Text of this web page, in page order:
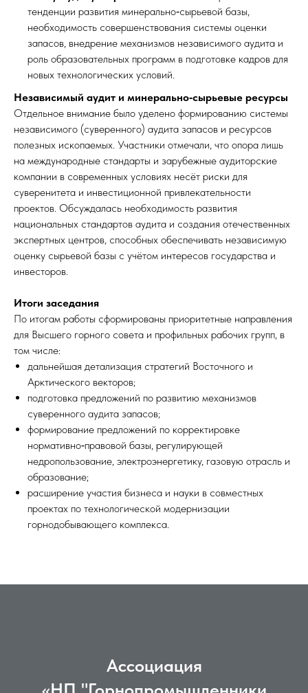
тенденции развития минерально‑сырьевой базы,
необходимость совершенствования системы оценки
запасов, внедрение механизмов независимого аудита и
роль образовательных программ в подготовке кадров для
новых технологических условий.​
Независимый аудит и минерально‑сырьевые ресурсы
Отдельное внимание было уделено формированию системы
независимого (суверенного) аудита запасов и ресурсов
полезных ископаемых. Участники отмечали, что опора лишь
на международные стандарты и зарубежные аудиторские
компании в современных условиях несёт риски для
суверенитета и инвестиционной привлекательности
проектов. Обсуждалась необходимость развития
национальных стандартов аудита и создания отечественных
экспертных центров, способных обеспечивать независимую
оценку сырьевой базы с учётом интересов государства и
инвесторов.
Итоги заседания
По итогам работы сформированы приоритетные направления
для Высшего горного совета и профильных рабочих групп, в
том числе:
дальнейшая детализация стратегий Восточного и
Арктического векторов;
подготовка предложений по развитию механизмов
суверенного аудита запасов;
формирование предложений по корректировке
нормативно‑правовой базы, регулирующей
недропользование, электроэнергетику, газовую отрасль и
образование;
расширение участия бизнеса и науки в совместных
проектах по технологической модернизации
горнодобывающего комплекса.
Ассоциация